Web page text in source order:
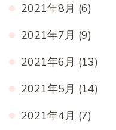
2021年8月 (6)
2021年7月 (9)
2021年6月 (13)
2021年5月 (14)
2021年4月 (7)